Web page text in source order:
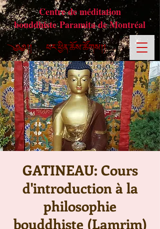
Centre de méditation
bouddhiste Paramita de Montréal
GATINEAU: Cours
d'introduction à la
philosophie
bouddhiste (Lamrim)